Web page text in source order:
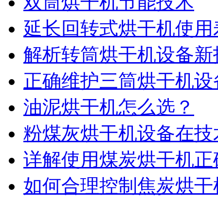
延长回转式烘干机使
解析转筒烘干机设备新
正确维护三筒烘干机
油泥烘干机怎么选？
粉煤灰烘干机设备在
详解使用煤炭烘干机
如何合理控制焦炭烘